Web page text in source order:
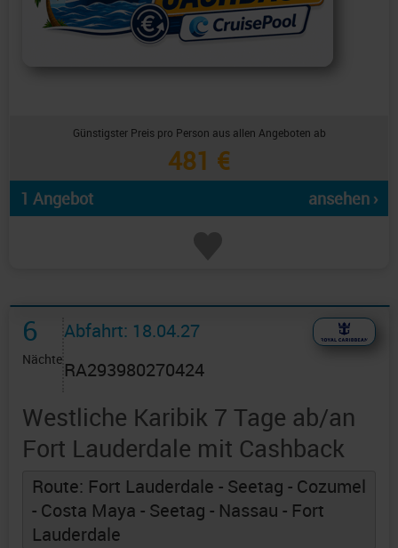
Günstigster Preis pro Person aus allen Angeboten ab
481 €
1 Angebot ansehen ›
6
Nächte
Abfahrt: 18.04.27
RA293980270424
Westliche Karibik 7 Tage ab/an
Fort Lauderdale mit Cashback
Route: Fort Lauderdale - Seetag - Cozumel
- Costa Maya - Seetag - Nassau - Fort
Lauderdale